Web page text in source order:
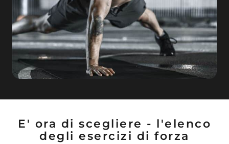
E' ora di scegliere - l'elenco
degli esercizi di forza